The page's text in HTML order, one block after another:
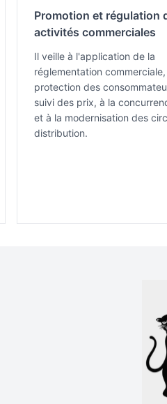
Promotion et régulation
activités commerciales
Il veille à l'application de la
réglementation commerciale,
protection des
suivi des prix, à la
et à la modernisation des
distribution.